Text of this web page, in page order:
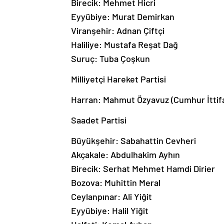
Birecik: Mehmet Hicri
Eyyübiye: Murat Demirkan
Viranşehir: Adnan Çiftçi
Haliliye: Mustafa Reşat Dağ
Suruç: Tuba Çoşkun
Milliyetçi Hareket Partisi
Harran: Mahmut Özyavuz (Cumhur
Saadet Partisi
Büyükşehir: Sabahattin Cevheri
Akçakale: Abdulhakim Ayhın
Birecik: Serhat Mehmet Hamdi Dirier
Bozova: Muhittin Meral
Ceylanpınar: Ali Yiğit
Eyyübiye: Halil Yiğit